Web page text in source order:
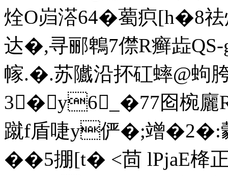
烇O岿溚64�薥疻
达� ,寻郦鵯7僸R癣歮
幏.�.苏隵沿抔矼蟀@
3�y6_�77囵椀廲
蹴f盾啑y俨�;竲�2�:
��5掤[t� <茴 lPjaE栙